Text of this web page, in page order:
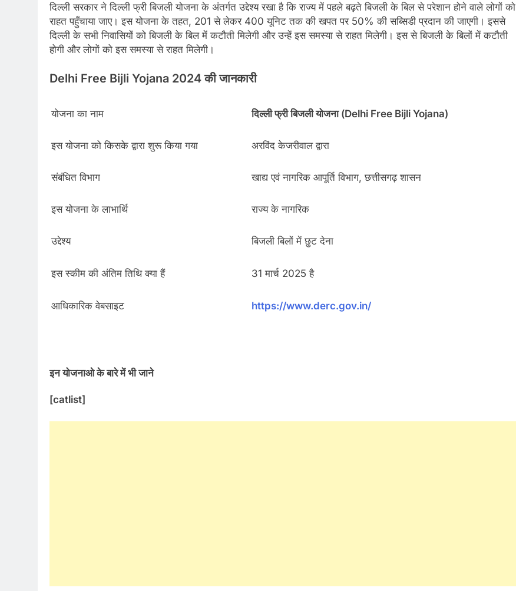
दिल्ली सरकार ने दिल्ली फ्री बिजली योजना के अंतर्गत उद्देश्य रखा है कि राज्य में पहले बढ़ते बिजली के बिल से परेशान होने वाले लोगों को
राहत पहुँचाया जाए। इस योजना के तहत, 201 से लेकर 400 यूनिट तक की खपत पर 50% की सब्सिडी प्रदान की जाएगी। इससे
दिल्ली के सभी निवासियों को बिजली के बिल में कटौती मिलेगी और उन्हें इस समस्या से राहत मिलेगी। इस से बिजली के बिलों में कटौती
होगी और लोगों को इस समस्या से राहत मिलेगी।
Delhi Free Bijli Yojana 2024 की जानकारी
योजना का नाम दिल्ली फ्री बिजली योजना (Delhi Free Bijli Yojana)
इस योजना को किसके द्वारा शुरू किया गया अरविंद केजरीवाल द्वारा
संबंधित विभाग खाद्य एवं नागरिक आपूर्ति विभाग, छत्तीसगढ़ शासन
इस योजना के लाभार्थि राज्य के नागरिक
उद्देश्य बिजली बिलों में छुट देना
इस स्कीम की अंतिम तिथि क्या हैं 31 मार्च 2025 है
आधिकारिक वेबसाइट https://www.derc.gov.in/
इन योजनाओ के बारे में भी जाने
[catlist]